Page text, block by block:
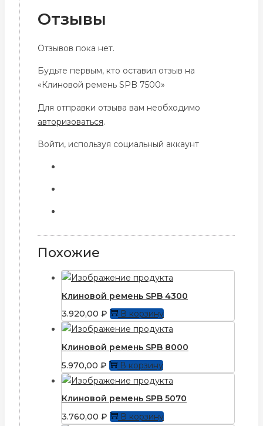
Отзывы
Отзывов пока нет.
Будьте первым, кто оставил отзыв на
«Клиновой ремень SPB 7500»
Для отправки отзыва вам необходимо
авторизоваться.
Войти, используя социальный аккаунт
Похожие
Клиновой ремень SPB 4300
3.920,00 ₽ В корзину
Клиновой ремень SPB 8000
5.970,00 ₽ В корзину
Клиновой ремень SPB 5070
3.760,00 ₽ В корзину